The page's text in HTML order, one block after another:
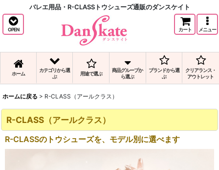
バレエ用品・R-CLASSトウシューズ通販のダンスケイト
OPEN カート メニュー
ホーム
カテゴリから選
ぶ
用途で選ぶ
商品グループか
ら選ぶ
ブランドから選
ぶ
クリアランス・
アウトレット
ホームに戻る > R-CLASS（アールクラス）
R-CLASS（アールクラス）
R-CLASSのトウシューズを、モデル別に選べます